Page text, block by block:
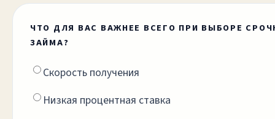
ЧТО ДЛЯ ВАС ВАЖНЕЕ ВСЕГО ПРИ ВЫБОРЕ
ЗАЙМА?
Скорость получения
Низкая процентная ставка